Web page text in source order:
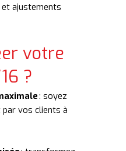
ajustements
votre
?
: soyez
vos clients à